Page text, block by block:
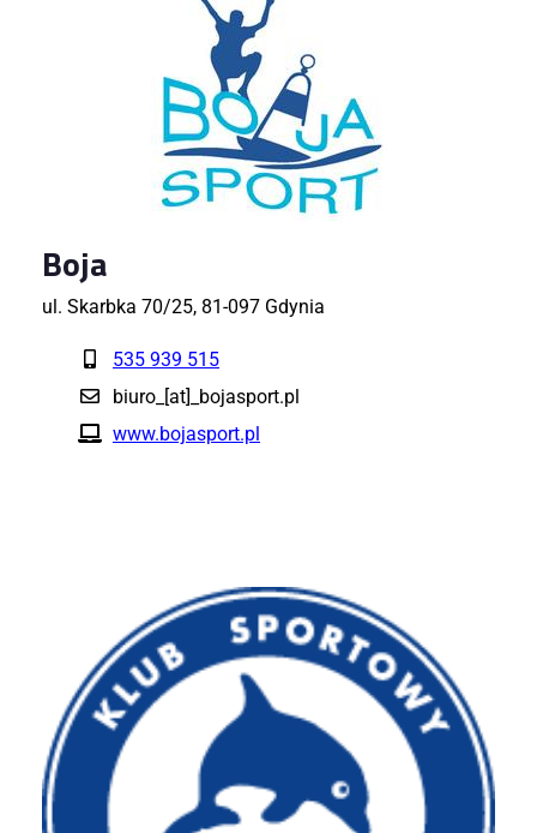
Boja
ul. Skarbka 70/25, 81-097 Gdynia
535 939 515
biuro_[at]_bojasport.pl
www.bojasport.pl